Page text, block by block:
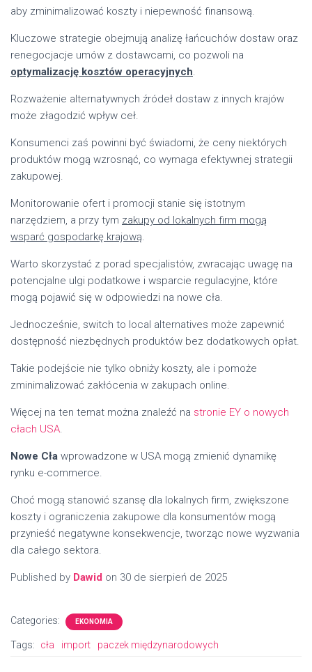
aby zminimalizować koszty i niepewność finansową.
Kluczowe strategie obejmują analizę łańcuchów dostaw oraz
renegocjacje umów z dostawcami, co pozwoli na
optymalizację kosztów operacyjnych.
Rozważenie alternatywnych źródeł dostaw z innych krajów
może złagodzić wpływ ceł.
Konsumenci zaś powinni być świadomi, że ceny niektórych
produktów mogą wzrosnąć, co wymaga efektywnej strategii
zakupowej.
Monitorowanie ofert i promocji stanie się istotnym
narzędziem, a przy tym zakupy od lokalnych firm mogą
wsparć gospodarkę krajową.
Warto skorzystać z porad specjalistów, zwracając uwagę na
potencjalne ulgi podatkowe i wsparcie regulacyjne, które
mogą pojawić się w odpowiedzi na nowe cła.
Jednocześnie, switch to local alternatives może zapewnić
dostępność niezbędnych produktów bez dodatkowych opłat.
Takie podejście nie tylko obniży koszty, ale i pomoże
zminimalizować zakłócenia w zakupach online.
Więcej na ten temat można znaleźć na stronie EY o nowych
cłach USA.
Nowe Cła wprowadzone w USA mogą zmienić dynamikę
rynku e-commerce.
Choć mogą stanowić szansę dla lokalnych firm, zwiększone
koszty i ograniczenia zakupowe dla konsumentów mogą
przynieść negatywne konsekwencje, tworząc nowe wyzwania
dla całego sektora.
Published by Dawid on 30 de sierpień de 2025
Categories: EKONOMIA
Tags: cła import paczek międzynarodowych